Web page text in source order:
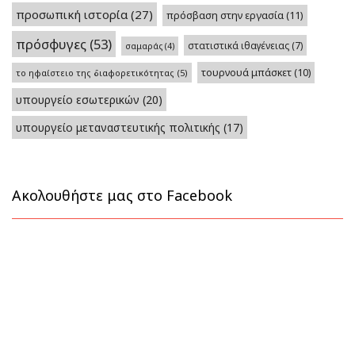
προσωπική ιστορία (27) πρόσβαση στην εργασία(11)
πρόσφυγες (53) σαμαράς (4) στατιστικά ιθαγένειας (7)
το ηφαίστειο της διαφορετικότητας (5) τουρνουά μπάσκετ(10)
υπουργείο εσωτερικών (20)
υπουργείο μεταναστευτικής πολιτικής (17)
Ακολουθήστε μας στο Facebook